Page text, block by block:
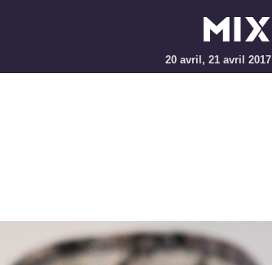
20 avril, 21 avril 2017